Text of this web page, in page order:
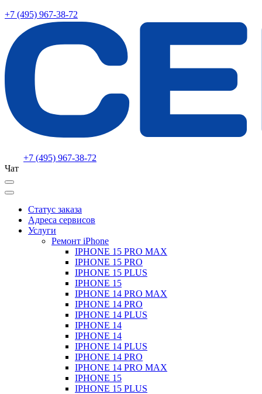
+7 (495) 967-38-72
+7 (495) 967-38-72
Чат
Статус заказа
Адреса сервисов
Услуги
Ремонт iPhone
IPHONE 15 PRO MAX
IPHONE 15 PRO
IPHONE 15 PLUS
IPHONE 15
IPHONE 14 PRO MAX
IPHONE 14 PRO
IPHONE 14 PLUS
IPHONE 14
IPHONE 14
IPHONE 14 PLUS
IPHONE 14 PRO
IPHONE 14 PRO MAX
IPHONE 15
IPHONE 15 PLUS